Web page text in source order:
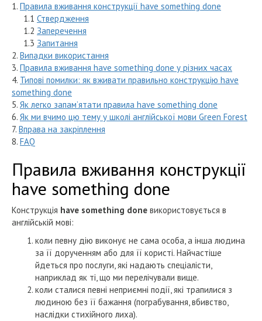
1. Правила вживання конструкції have something done
1.1 Ствердження
1.2 Заперечення
1.3 Запитання
2. Випадки використання
3. Правила вживання have something done у різних часах
4. Типові помилки: як вживати правильно конструкцію have
something done
5. Як легко запам’ятати правила have something done
6. Як ми вчимо цю тему у школі англійської мови Green Forest
7. Вправа на закріплення
8. FAQ
Правила вживання конструкції
have something done
Конструкція have something done використовується в
англійській мові:
коли певну дію виконує не сама особа, а інша людина
за її дорученням або для її користі. Найчастіше
йдеться про послуги, які надають спеціалісти,
наприклад як ті, що ми перелічували вище.
коли сталися певні неприємні події, які трапилися з
людиною без її бажання (пограбування, вбивство,
наслідки стихійного лиха).